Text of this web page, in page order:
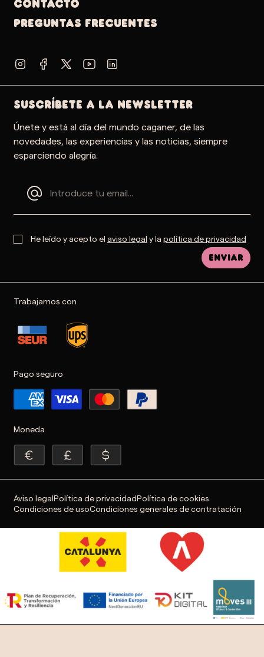
Contacto
PREGUNTAS FRECUENTES
SUSCRÍBETE A LA NEWSLETTER
Únete y está al día del mundo caganer, de las
novedades, las experiencias y las noticias, siempre
esparciendo alegría.
He leído y acepto el aviso legal y la política de privacidad
Enviar
Trabajamos con
Pago seguro
Moneda
Aviso legalPolítica de privacidadPolítica de cookies
Condiciones de usoCondiciones generales de contratación